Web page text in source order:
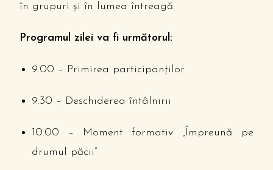
în grupuri şi în lumea întreagă.
Programul zilei va fi următorul:
9.00 – Primirea participanţilor
9.30 – Deschiderea întâlnirii
10.00 – Moment formativ „Împreună pe
drumul păcii”